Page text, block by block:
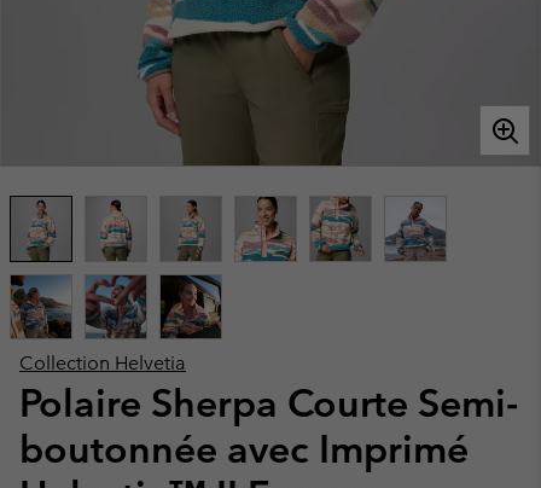
Collection Helvetia
Polaire Sherpa Courte Semi-
boutonnée avec Imprimé